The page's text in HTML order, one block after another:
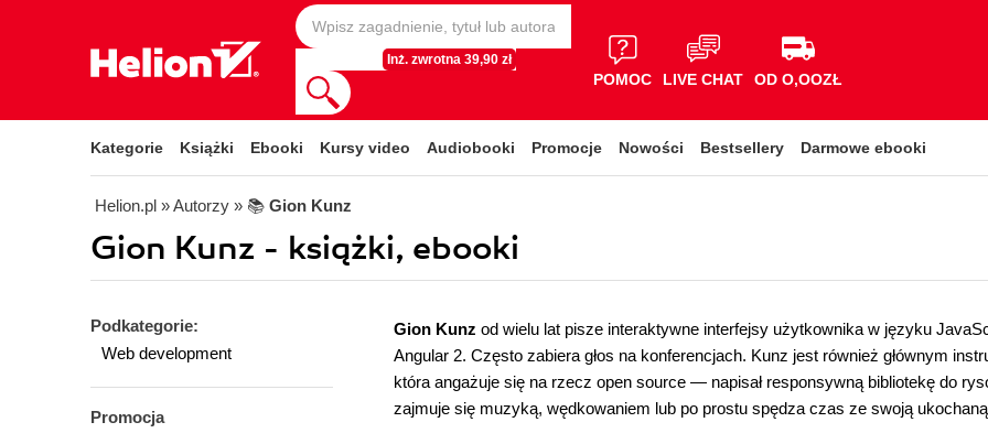
Inż. zwrotna 39,90 zł
POMOC LIVE CHAT OD O,OOZŁ
Kategorie Książki Ebooki Kursy video Audiobooki Promocje Nowości Bestsellery Darmowe ebooki
Helion.pl » Autorzy » 📚 Gion Kunz
Gion Kunz - książki, ebooki
Podkategorie:
Web development
Promocja
Gion Kunz od wielu lat pisze interaktywne interfejsy użytkownika w języku
Angular 2. Często zabiera głos na konferencjach. Kunz jest również głównym
która angażuje się na rzecz open source — napisał responsywną bibliotekę do
zajmuje się muzyką, wędkowaniem lub po prostu spędza czas ze swoją